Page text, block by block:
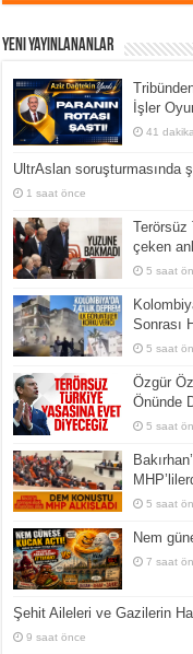
Yeni Yayınlananlar
İşler
41
UltrAslan soruşturmasında
1 saat önce
Terörsüz
çeken
5 saat
Sonrası
5 saat
Özgür
Önünde
5 saat
5 saat
Nem
7 saat
Şehit Aileleri ve Gazilerin
9 saat önce